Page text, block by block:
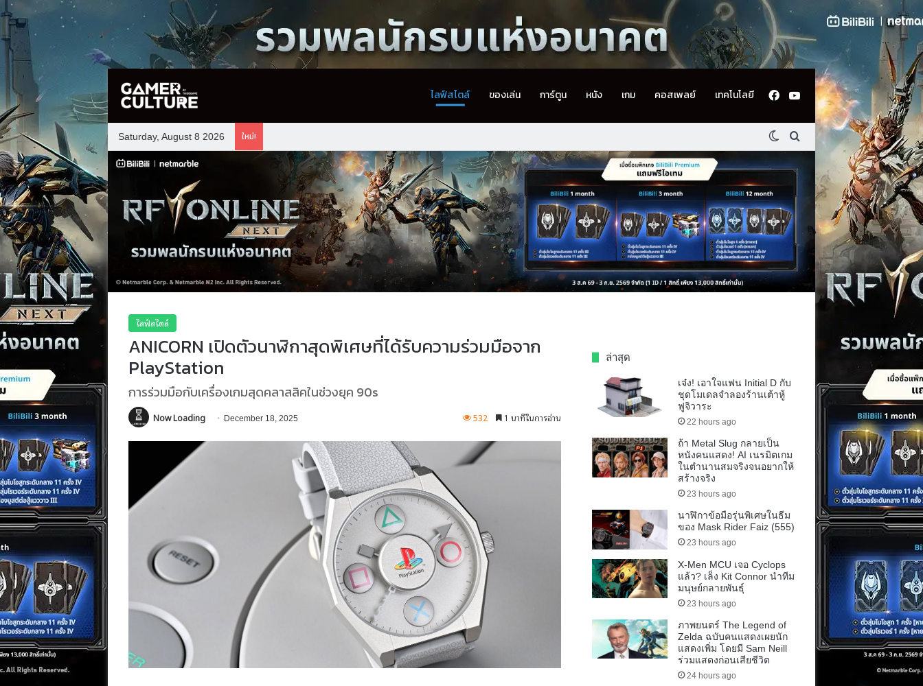
ไลฟ์สไตล์ ของเล่น การ์ตูน หนัง เกม คอสเพลย์ เทคโนโลยี Facebook
YouTube
Saturday, August 8 2026 ใหม่! Switch skin
ค้นหา
ไลฟ์สไตล์
ANICORN เปิดตัวนาฬิกาสุดพิเศษที่ได้รับความร่วมมือจาก
PlayStation
การร่วมมือกับเครื่องเกมสุดคลาสสิคในช่วงยุค 90s
Now Loading December 18, 2025 532 1 นาทีในการอ่าน
ล่าสุด
เจ๋ง! เอาใจแฟน Initial D กับ
ชุดโมเดลจำลองร้านเต้าหู้
ฟูจิวาระ
22 hours ago
ถ้า Metal Slug กลายเป็น
หนังคนแสดง! AI เนรมิตเกม
ในตำนานสมจริงจนอยากให้
สร้างจริง
23 hours ago
นาฬิกาข้อมือรุ่นพิเศษในธีม
ของ Mask Rider Faiz (555)
23 hours ago
X-Men MCU เจอ Cyclops
แล้ว? เล็ง Kit Connor นำทีม
มนุษย์กลายพันธุ์
23 hours ago
ภาพยนตร์ The Legend of
Zelda ฉบับคนแสดงเผยนัก
แสดงเพิ่ม โดยมี Sam Neill
ร่วมแสดงก่อนเสียชีวิต
24 hours ago